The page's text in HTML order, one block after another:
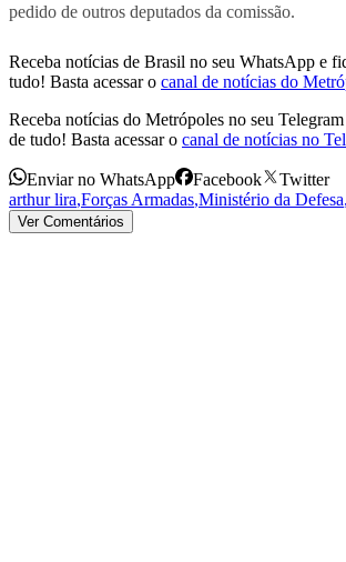
pedido de outros deputados da comissão.
Receba notícias de Brasil no seu WhatsApp e
tudo! Basta acessar o canal de notícias do
Receba notícias do Metrópoles no seu
de tudo! Basta acessar o canal de notícias no
Enviar no WhatsApp Facebook
Twitter
arthur lira,Forças Armadas,Ministério da Defesa,
Ver Comentários